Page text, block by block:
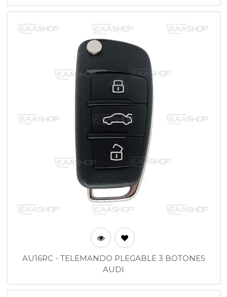
AU16RC - TELEMANDO PLEGABLE 3 BOTONES
AUDI